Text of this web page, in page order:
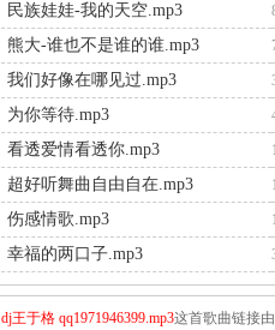
民族娃娃-我的天空.mp3
熊大-谁也不是谁的谁.mp3
我们好像在哪见过.mp3
为你等待.mp3
看透爱情看透你.mp3
超好听舞曲自由自在.mp3
伤感情歌.mp3
幸福的两口子.mp3
dj王于格 qq1971946399.mp3这首歌曲链接